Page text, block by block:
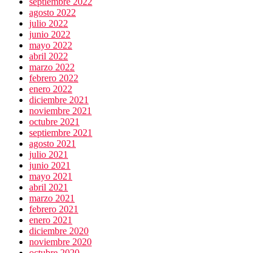
agosto 2022
julio 2022
junio 2022
mayo 2022
abril 2022
marzo 2022
febrero 2022
enero 2022
diciembre 2021
noviembre 2021
octubre 2021
septiembre 2021
agosto 2021
julio 2021
junio 2021
mayo 2021
abril 2021
marzo 2021
febrero 2021
enero 2021
diciembre 2020
noviembre 2020